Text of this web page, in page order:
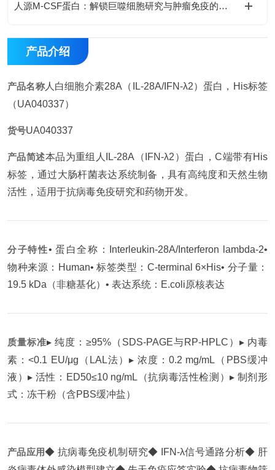
人源M-CSF蛋白：解锁巨噬细胞研究与肿瘤免疫的科研密钥
产品介绍
产品名称人白细胞介素28A（IL-28A/IFN-λ2）蛋白，His标签
（UA040337）
货号UA040337
产品简述本品为重组人IL-28A（IFN-λ2）蛋白，C端带有His
标签，通过大肠杆菌表达系统制备，具有高纯度和天然生物
活性，适用于抗病毒免疫研究和药物开发。
分子特性• 蛋白全称：Interleukin-28A/Interferon lambda-2•
物种来源：Human• 标签类型：C-terminal 6×His• 分子量：
19.5 kDa（非糖基化） • 表达系统：E.coli原核表达
质量标准▸ 纯度：≥95%（SDS-PAGE与RP-HPLC） ▸ 内毒
素：<0.1 EU/μg（LAL法）▸ 浓度：0.2 mg/mL（PBS缓冲
液）▸ 活性：ED50≤10 ng/mL（抗病毒活性检测）▸ 制剂形
式：冻干粉（含PBS缓冲盐）
产品应用◆ 抗病毒免疫机制研究◆ IFN-λ信号通路分析◆ 肝